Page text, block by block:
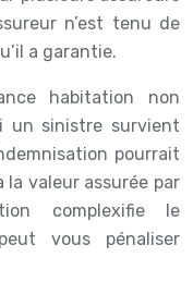
n’est tenu de
a garantie.
habitation non
un sinistre survient
pourrait
valeur assurée par
complexifie le
vous pénaliser